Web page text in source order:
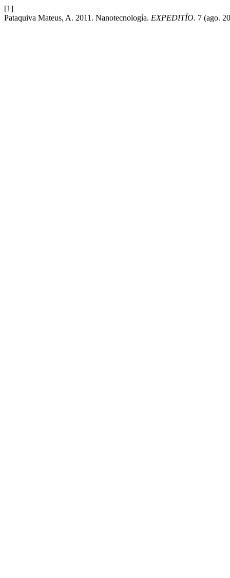
[1]
Pataquiva Mateus, A. 2011. Nanotecnología. EXPEDITĬO. 7 (ago.